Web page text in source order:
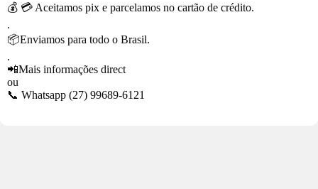
💰 💳 Aceitamos pix e parcelamos no cartão de crédito.
.
📦Enviamos para todo o Brasil.
.
📲Mais informações direct
ou
📞 Whatsapp (27) 99689-6121